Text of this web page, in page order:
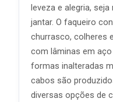
leveza e alegria,
jantar. O faqueiro
churrasco, colheres
com lâminas em
formas inalteradas
cabos são
diversas opções de